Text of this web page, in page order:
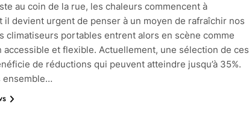
au coin de la rue, les chaleurs commencent à
il devient urgent de penser à un moyen de rafraîchir nos
climatiseurs portables entrent alors en scène comme
accessible et flexible. Actuellement, une sélection de ces
de réductions qui peuvent atteindre jusqu’à 35%.
ensemble…